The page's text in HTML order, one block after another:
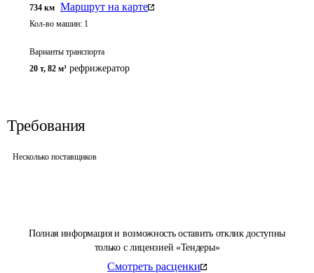
Полная информация и возможность оставить отклик доступны
только с лицензией «Тендеры»
Смотреть расценки
734 км Маршрут на карте
Кол-во машин: 1
Варианты транспорта
20 т, 82 м³ рефрижератор
Требования
Несколько поставщиков